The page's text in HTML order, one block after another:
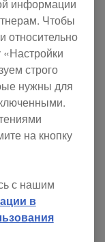
с
Позже были
волн (для
композиции
позволило
и
самой
фестивалях
работали с
информации
Чтобы
относительно
строго
нужны для
на кнопку
с нашим
в